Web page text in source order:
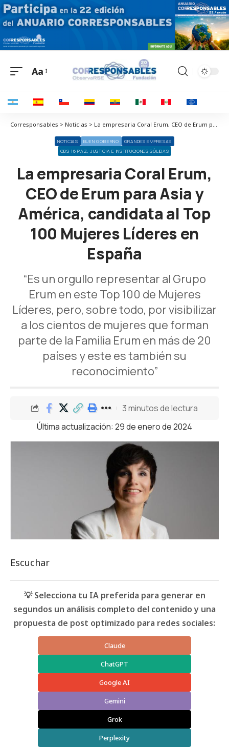
Aa
Corresponsables > Noticias > La empresaria Coral Erum, CEO de Erum para Asia y América, candidata al Top 100 Mujeres Líderes en España
NOTICIAS BUEN GOBIERNO
GRANDES EMPRESAS
ODS 16 PAZ, JUSTICIA E INSTITUCIONES SÓLIDAS
La empresaria Coral Erum,
CEO de Erum para Asia y
América, candidata al Top
100 Mujeres Líderes en
España
“Es un orgullo representar al Grupo
Erum en este Top 100 de Mujeres
Líderes, pero, sobre todo, por visibilizar
a los cientos de mujeres que forman
parte de la Familia Erum en más de 20
países y este es también su
reconocimiento”
Última actualización: 29 de enero de 2024
3 minutos de lectura
Escuchar
💡 Selecciona tu IA preferida para generar en
segundos un análisis completo del contenido y una
propuesta de post optimizado para redes sociales:
Claude
ChatGPT
Google AI
Gemini
Grok
Perplexity